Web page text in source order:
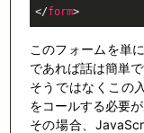
</form>
このフォームを単
であれば話は簡単で
そうではなくこの
をコールする必要
その場合、